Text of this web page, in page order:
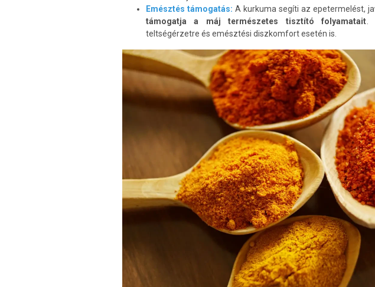
Emésztés támogatás: A kurkuma segíti az epetermelést,
támogatja a máj természetes tisztító folyamatait
teltségérzetre és emésztési diszkomfort esetén is.